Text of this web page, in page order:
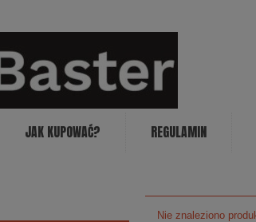
JAK KUPOWAĆ? REGULAMIN
Nie znaleziono